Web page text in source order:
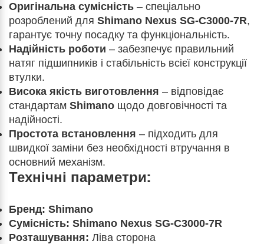
Оригінальна сумісність – спеціально
розроблений для Shimano Nexus SG-C3000-7R,
гарантує точну посадку та функціональність.
Надійність роботи – забезпечує правильний
натяг підшипників і стабільність всієї конструкції
втулки.
Висока якість виготовлення – відповідає
стандартам Shimano щодо довговічності та
надійності.
Простота встановлення – підходить для
швидкої заміни без необхідності втручання в
основний механізм.
Технічні параметри:
Бренд: Shimano
Сумісність: Shimano Nexus SG-C3000-7R
Розташування: Ліва сторона